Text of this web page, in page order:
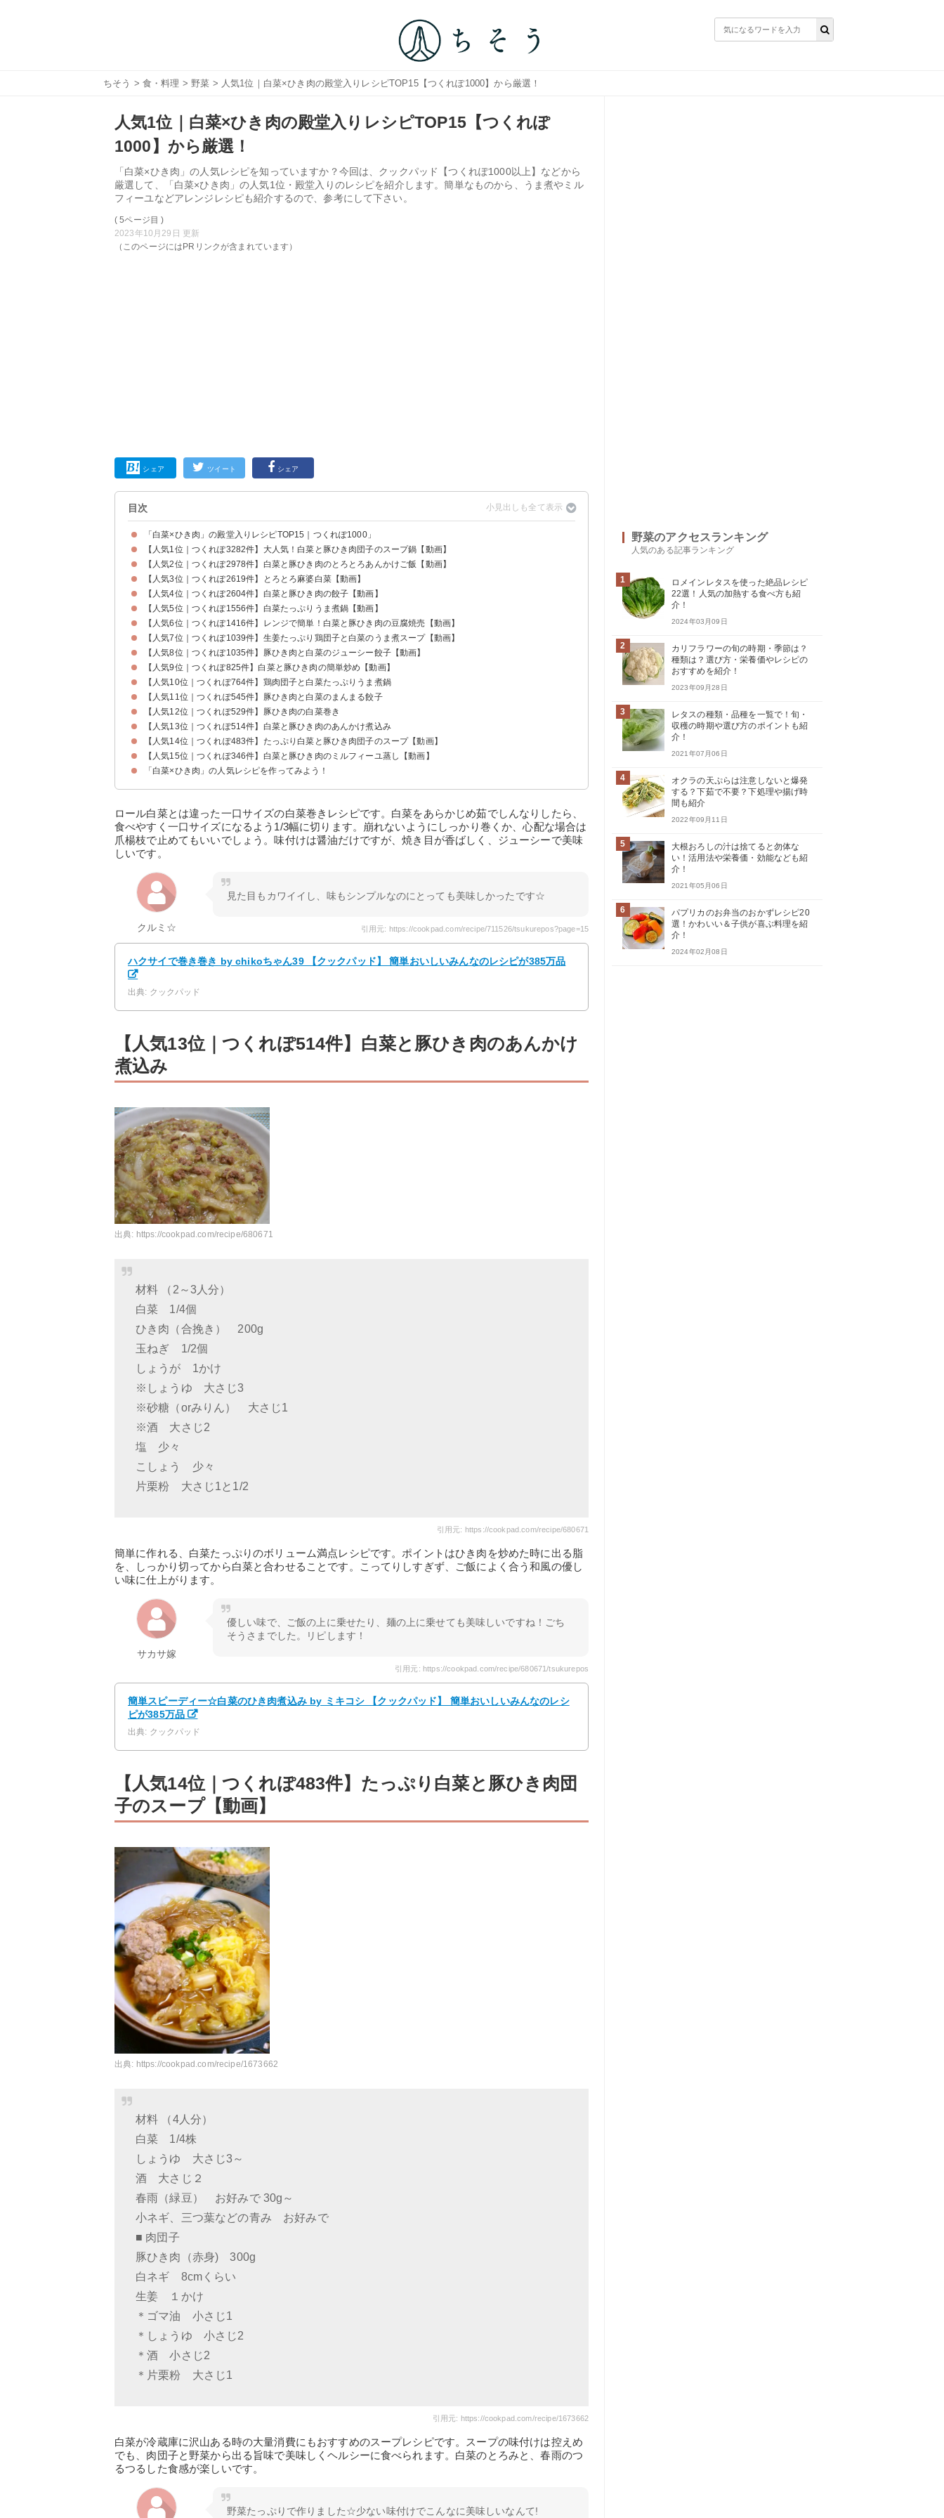
ちそう > 食・料理 > 野菜 > 人気1位｜白菜×ひき肉の殿堂入りレシピTOP15【つくれぽ1000】から厳選！
人気1位｜白菜×ひき肉の殿堂入りレシピTOP15【つくれぽ
1000】から厳選！
「白菜×ひき肉」の人気レシピを知っていますか？今回は、クックパッド【つくれぽ1000以上】などから
厳選して、「白菜×ひき肉」の人気1位・殿堂入りのレシピを紹介します。簡単なものから、うま煮やミル
フィーユなどアレンジレシピも紹介するので、参考にして下さい。
( 5ページ目 )
2023年10月29日 更新
（このページにはPRリンクが含まれています）
シェア ツイート シェア
目次
「白菜×ひき肉」の殿堂入りレシピTOP15｜つくれぽ1000」
【人気1位｜つくれぽ3282件】大人気！白菜と豚ひき肉団子のスープ鍋【動画】
【人気2位｜つくれぽ2978件】白菜と豚ひき肉のとろとろあんかけご飯【動画】
【人気3位｜つくれぽ2619件】とろとろ麻婆白菜【動画】
【人気4位｜つくれぽ2604件】白菜と豚ひき肉の餃子【動画】
【人気5位｜つくれぽ1556件】白菜たっぷりうま煮鍋【動画】
【人気6位｜つくれぽ1416件】レンジで簡単！白菜と豚ひき肉の豆腐焼売【動画】
【人気7位｜つくれぽ1039件】生姜たっぷり鶏団子と白菜のうま煮スープ【動画】
【人気8位｜つくれぽ1035件】豚ひき肉と白菜のジューシー餃子【動画】
【人気9位｜つくれぽ825件】白菜と豚ひき肉の簡単炒め【動画】
【人気10位｜つくれぽ764件】鶏肉団子と白菜たっぷりうま煮鍋
【人気11位｜つくれぽ545件】豚ひき肉と白菜のまんまる餃子
【人気12位｜つくれぽ529件】豚ひき肉の白菜巻き
【人気13位｜つくれぽ514件】白菜と豚ひき肉のあんかけ煮込み
【人気14位｜つくれぽ483件】たっぷり白菜と豚ひき肉団子のスープ【動画】
【人気15位｜つくれぽ346件】白菜と豚ひき肉のミルフィーユ蒸し【動画】
「白菜×ひき肉」の人気レシピを作ってみよう！
ロール白菜とは違った一口サイズの白菜巻きレシピです。白菜をあらかじめ茹でしんなりしたら、
食べやすく一口サイズになるよう1/3幅に切ります。崩れないようにしっかり巻くか、心配な場合は
爪楊枝で止めてもいいでしょう。味付けは醤油だけですが、焼き目が香ばしく、ジューシーで美味
しいです。
クルミ☆
見た目もカワイイし、味もシンプルなのにとっても美味しかったです☆
引用元: https://cookpad.com/recipe/711526/tsukurepos?page=15
ハクサイで巻き巻き by chikoちゃん39 【クックパッド】 簡単おいしいみんなのレシピが385万品
出典: クックパッド
【人気13位｜つくれぽ514件】白菜と豚ひき肉のあんかけ
煮込み
出典: https://cookpad.com/recipe/680671
材料 （2～3人分）
白菜 1/4個
ひき肉（合挽き） 200g
玉ねぎ 1/2個
しょうが 1かけ
※しょうゆ 大さじ3
※砂糖（orみりん） 大さじ1
※酒 大さじ2
塩 少々
こしょう 少々
片栗粉 大さじ1と1/2
引用元: https://cookpad.com/recipe/680671
簡単に作れる、白菜たっぷりのボリューム満点レシピです。ポイントはひき肉を炒めた時に出る脂
を、しっかり切ってから白菜と合わせることです。こってりしすぎず、ご飯によく合う和風の優し
い味に仕上がります。
サカサ嫁
優しい味で、ご飯の上に乗せたり、麺の上に乗せても美味しいですね！ごち
そうさまでした。リピします！
引用元: https://cookpad.com/recipe/680671/tsukurepos
簡単スピーディー☆白菜のひき肉煮込み by ミキコシ 【クックパッド】 簡単おいしいみんなのレシ
ピが385万品
出典: クックパッド
【人気14位｜つくれぽ483件】たっぷり白菜と豚ひき肉団
子のスープ【動画】
出典: https://cookpad.com/recipe/1673662
材料 （4人分）
白菜 1/4株
しょうゆ 大さじ3～
酒 大さじ２
春雨（緑豆） お好みで 30g～
小ネギ、三つ葉などの青み お好みで
■ 肉団子
豚ひき肉（赤身) 300g
白ネギ 8cmくらい
生姜 １かけ
＊ゴマ油 小さじ1
＊しょうゆ 小さじ2
＊酒 小さじ2
＊片栗粉 大さじ1
引用元: https://cookpad.com/recipe/1673662
白菜が冷蔵庫に沢山ある時の大量消費にもおすすめのスープレシピです。スープの味付けは控えめ
でも、肉団子と野菜から出る旨味で美味しくヘルシーに食べられます。白菜のとろみと、春雨のつ
るつるした食感が楽しいです。
野菜たっぷりで作りました☆少ない味付けでこんなに美味しいなんて!
野菜のアクセスランキング
人気のある記事ランキング
1
ロメインレタスを使った絶品レシピ
22選！人気の加熱する食べ方も紹
介！
2024年03月09日
2
カリフラワーの旬の時期・季節は？
種類は？選び方・栄養価やレシピの
おすすめを紹介！
2023年09月28日
3
レタスの種類・品種を一覧で！旬・
収穫の時期や選び方のポイントも紹
介！
2021年07月06日
4
オクラの天ぷらは注意しないと爆発
する？下茹で不要？下処理や揚げ時
間も紹介
2022年09月11日
5
大根おろしの汁は捨てると勿体な
い！活用法や栄養価・効能なども紹
介！
2021年05月06日
6
パプリカのお弁当のおかずレシピ20
選！かわいい＆子供が喜ぶ料理を紹
介！
2024年02月08日